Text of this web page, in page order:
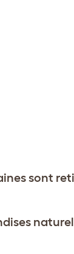
sont